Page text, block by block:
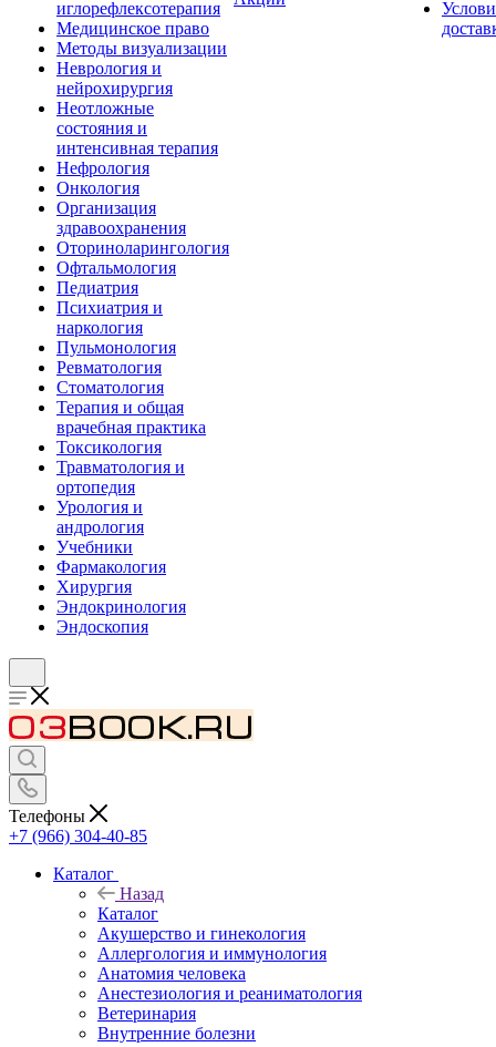
иглорефлексотерапия
Медицинское право
Методы визуализации
Неврология и
нейрохирургия
Неотложные
состояния и
интенсивная терапия
Нефрология
Онкология
Организация
здравоохранения
Оториноларингология
Офтальмология
Педиатрия
Психиатрия и
наркология
Пульмонология
Ревматология
Стоматология
Терапия и общая
врачебная практика
Токсикология
Травматология и
ортопедия
Урология и
андрология
Учебники
Фармакология
Хирургия
Эндокринология
Эндоскопия
Телефоны
+7 (966) 304-40-85
Каталог
Назад
Каталог
Акушерство и гинекология
Аллергология и иммунология
Анатомия человека
Анестезиология и реаниматология
Ветеринария
Внутренние болезни